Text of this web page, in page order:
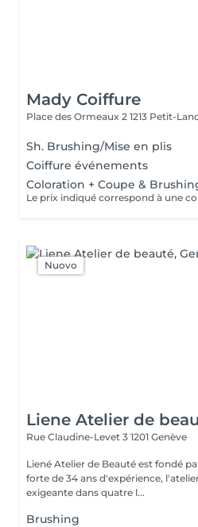
Mady Coiffure
Place des Ormeaux 2 1213 Petit-
Sh. Brushing/Mise en plis
Coiffure événements
Coloration + Coupe &
Nuovo
Liene Atelier de
Rue Claudine-Levet 3 1201 Genève
Liené Atelier de Beauté est fondé par une maîtresse coiffeuse
forte de 34 ans d'expérience,
exigeante dans quatre l...
Brushing